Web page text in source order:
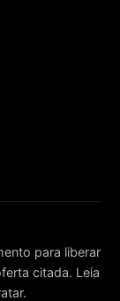
para liberar
citada. Leia